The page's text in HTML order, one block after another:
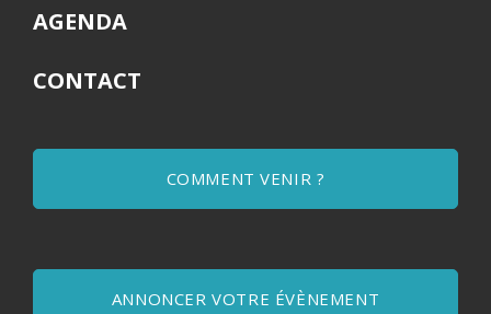
AGENDA
CONTACT
COMMENT VENIR ?
ANNONCER VOTRE ÉVÈNEMENT